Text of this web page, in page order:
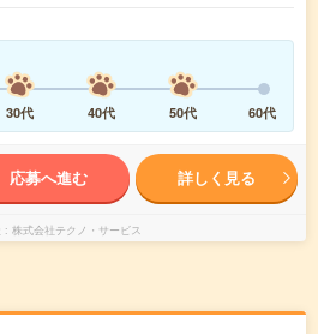
30代 40代 50代 60代
応募へ進む 詳しく見る
株式会社テクノ・サービス